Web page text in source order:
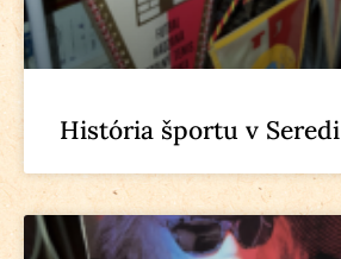
História športu v Seredi